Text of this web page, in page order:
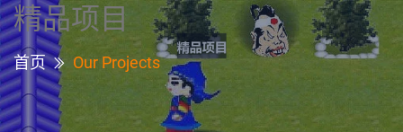
精品项目
首页 Our Projects